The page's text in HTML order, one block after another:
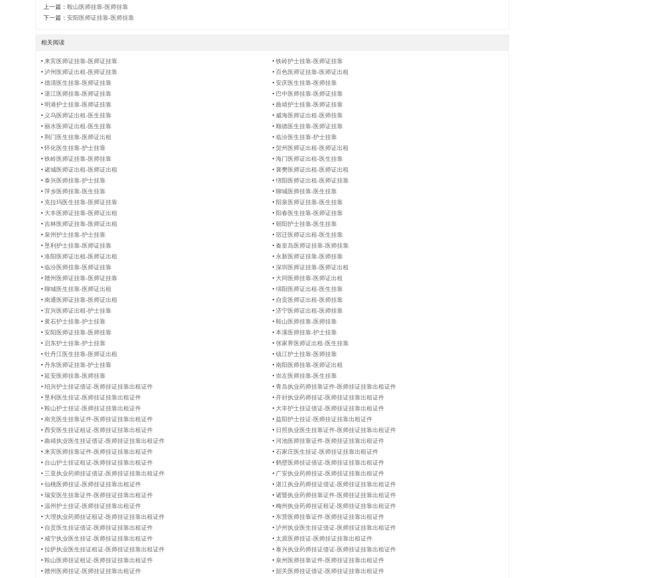
证
出
业
师
件
出
上一篇： 鞍山医师挂靠-医师挂靠
下一篇： 安阳医师证挂靠-医师挂靠
相关阅读
• 来宾医师证挂靠-医师证挂靠 • 铁岭护士挂靠-医师证挂靠
• 泸州医师证出租-医师证挂靠 • 百色医师证挂靠-医师证出租
• 德清医生挂靠-医师证挂靠 • 安庆医生挂靠-医师挂靠
• 湛江医师挂靠-医师证挂靠 • 巴中医师挂靠-医师证挂靠
• 明港护士挂靠-医师证挂靠 • 曲靖护士挂靠-医师证挂靠
• 义乌医师证出租-医生挂靠 • 威海医师证出租-医师挂靠
• 丽水医师证出租-医生挂靠 • 顺德医生挂靠-医师证挂靠
• 荆门医生挂靠-医师证出租 • 临汾医生挂靠-护士挂靠
•怀化医生挂靠-护士挂靠 • 贺州医师证出租-医师证出租
• 铁岭医师证挂靠-医师挂靠 • 海门医师证出租-医生挂靠
• 诸城医师证出租-医师证出租 • 襄樊医师证出租-医师证出租
• 泰兴医师挂靠-护士挂靠 • 绵阳医师证出租-医师证挂靠
• 萍乡医师挂靠-医生挂靠 • 聊城医师挂靠-医生挂靠
• 克拉玛医生挂靠-医师证挂靠 • 阳泉医师证挂靠-医生挂靠
• 大丰医师证挂靠-医师证出租 • 阳春医生挂靠-医师证挂靠
• 吉林医师证挂靠-医师证出租 • 朝阳护士挂靠-医生挂靠
• 泉州护士挂靠-护士挂靠 • 宿迁医师证出租-医生挂靠
• 垦利护士挂靠-医师证挂靠 • 秦皇岛医师证挂靠-医师挂靠
• 洛阳医师证出租-医师证出租 • 永新医师证挂靠-医师挂靠
• 临汾医师挂靠-医师证挂靠 • 深圳医师证挂靠-医师证出租
• 赣州医师证挂靠-医师证挂靠 • 大同医师挂靠-医师证出租
• 聊城医生挂靠-医师证出租 • 绵阳医师证出租-医生挂靠
• 南通医师证挂靠-医师证出租 • 自贡医师证出租-医师挂靠
• 宜兴医师证出租-护士挂靠 • 济宁医师证出租-医师挂靠
• 黄石护士挂靠-护士挂靠 • 鞍山医师挂靠-医师挂靠
• 安阳医师证挂靠-医师挂靠 • 本溪医师挂靠-护士挂靠
• 启东护士挂靠-护士挂靠 • 张家界医师证出租-医生挂靠
• 牡丹江医生挂靠-医师证出租 • 镇江护士挂靠-医师挂靠
• 丹东医师证挂靠-护士挂靠 • 南阳医师挂靠-医师证出租
• 延安医师挂靠-医师挂靠 • 崇左医师挂靠-医生挂靠
• 绍兴护士挂证借证-医师挂证挂靠出租证件 • 青岛执业药师挂靠证件-医师挂证挂靠出租证件
• 垦利医生挂证-医师挂证挂靠出租证件 • 开封执业药师挂证-医师挂证挂靠出租证件
• 鞍山护士挂证-医师挂证挂靠出租证件 • 大丰护士挂证借证-医师挂证挂靠出租证件
• 南充医生挂靠证件-医师挂证挂靠出租证件 • 益阳护士挂证-医师挂证挂靠出租证件
• 西安医生挂证租证-医师挂证挂靠出租证件 • 日照执业医生挂靠证件-医师挂证挂靠出租证件
• 曲靖执业医生挂证借证-医师挂证挂靠出租证件 • 河池医师挂靠证件-医师挂证挂靠出租证件
• 来宾医师挂靠证件-医师挂证挂靠出租证件 • 石家庄医生挂证-医师挂证挂靠出租证件
• 台山护士挂证租证-医师挂证挂靠出租证件 • 鹤壁医师挂证借证-医师挂证挂靠出租证件
• 三亚执业药师挂证借证-医师挂证挂靠出租证件 • 广安执业药师挂证-医师挂证挂靠出租证件
• 仙桃医师挂证-医师挂证挂靠出租证件 • 湛江执业药师挂证借证-医师挂证挂靠出租证件
• 瑞安医生挂靠证件-医师挂证挂靠出租证件 • 诸暨执业药师挂靠证件-医师挂证挂靠出租证件
• 温州护士挂证-医师挂证挂靠出租证件 • 梅州执业药师挂证租证-医师挂证挂靠出租证件
• 大理执业药师挂证租证-医师挂证挂靠出租证件 • 东营医师挂靠证件-医师挂证挂靠出租证件
• 自贡医生挂证借证-医师挂证挂靠出租证件 • 泸州执业医生挂证借证-医师挂证挂靠出租证件
• 咸宁执业医生挂证-医师挂证挂靠出租证件 • 太原医师挂证-医师挂证挂靠出租证件
• 拉萨执业医生挂证租证-医师挂证挂靠出租证件 • 泰兴执业药师挂证借证-医师挂证挂靠出租证件
• 鞍山医师挂证租证-医师挂证挂靠出租证件 • 泉州医师挂靠证件-医师挂证挂靠出租证件
• 赣州医师挂证-医师挂证挂靠出租证件 • 韶关医师挂证借证-医师挂证挂靠出租证件